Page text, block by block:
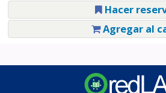
Hacer
Agregar al